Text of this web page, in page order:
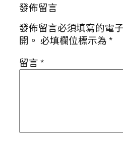
發佈留言
發佈留言必須填寫的電
開。 必填欄位標示為*
留言*